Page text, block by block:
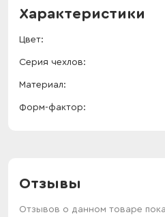
Характеристики
Цвет
Серия чехлов
Материал
Форм-фактор
Отзывы
Отзывов о данном товаре